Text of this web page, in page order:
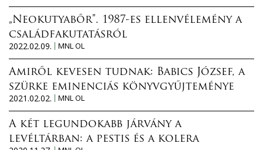
„Neokutyabőr”. 1987-es ellenvélemény a
családfakutatásról
2022.02.09.
MNL OL
Amiről kevesen tudnak: Babics József, a
szürke eminenciás könyvgyűjteménye
2021.02.02.
MNL OL
A két legundokabb járvány a
levéltárban: a pestis és a kolera